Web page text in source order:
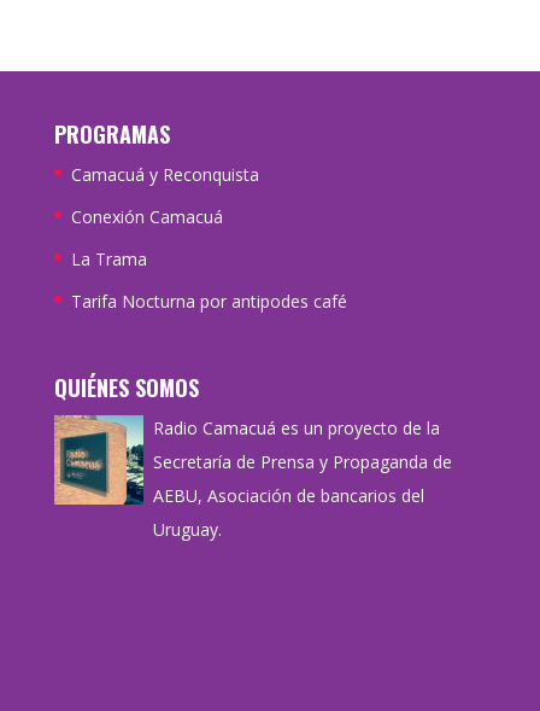
PROGRAMAS
Camacuá y Reconquista
Conexión Camacuá
La Trama
Tarifa Nocturna por antipodes café
QUIÉNES SOMOS
Radio Camacuá es un proyecto de la
Secretaría de Prensa y Propaganda de
AEBU, Asociación de bancarios del
Uruguay.